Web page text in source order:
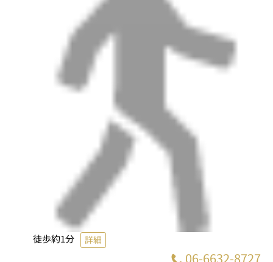
徒歩約1分 詳細
06-6632-8727